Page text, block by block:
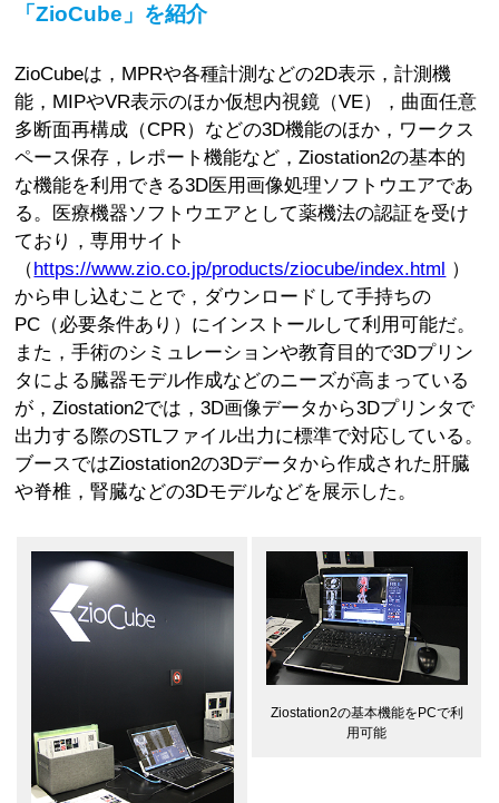
「ZioCube」を紹介
ZioCubeは，MPRや各種計測などの2D表示，計測機
能，MIPやVR表示のほか仮想内視鏡（VE），曲面任意
多断面再構成（CPR）などの3D機能のほか，ワークス
ペース保存，レポート機能など，Ziostation2の基本的
な機能を利用できる3D医用画像処理ソフトウエアであ
る。医療機器ソフトウエアとして薬機法の認証を受け
ており，専用サイト
（https://www.zio.co.jp/products/ziocube/index.html ）
から申し込むことで，ダウンロードして手持ちの
PC（必要条件あり）にインストールして利用可能だ。
また，手術のシミュレーションや教育目的で3Dプリン
タによる臓器モデル作成などのニーズが高まっている
が，Ziostation2では，3D画像データから3Dプリンタで
出力する際のSTLファイル出力に標準で対応している。
ブースではZiostation2の3Dデータから作成された肝臓
や脊椎，腎臓などの3Dモデルなどを展示した。
Ziostation2の基本機能をPCで利
用可能